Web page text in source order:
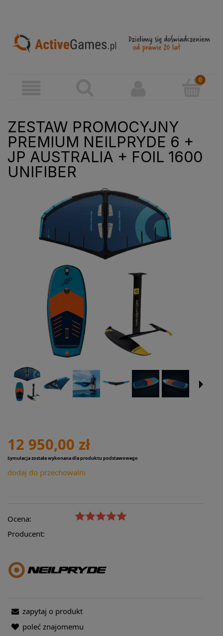
ZESTAW PROMOCYJNY
PREMIUM NEILPRYDE 6 +
JP AUSTRALIA + FOIL 1600
UNIFIBER
12 950,00 zł
Symulacja została wykonana dla produktu podstawowego
dodaj do przechowalni
Ocena:
Producent:
zapytaj o produkt
poleć znajomemu